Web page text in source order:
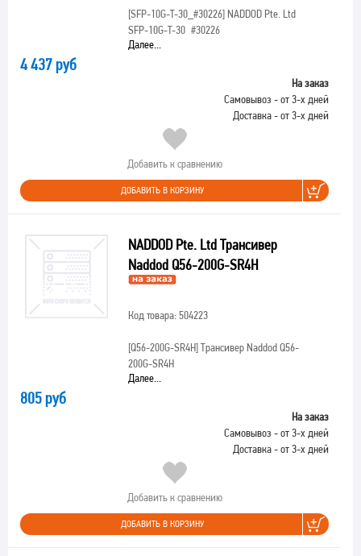
[SFP-10G-T-30_#30226]NADDOD Pte. Ltd
SFP-10G-T-30_#30226
Далее...
4 437 руб
На заказ
Самовывоз - от 3-х дней
Доставка - от 3-х дней
Добавить к сравнению
ДОБАВИТЬ В КОРЗИНУ
NADDOD Pte. Ltd Трансивер
Naddod Q56-200G-SR4H
Код товара: 504223
[Q56-200G-SR4H]Трансивер Naddod Q56-
200G-SR4H
Далее...
805 руб
На заказ
Самовывоз - от 3-х дней
Доставка - от 3-х дней
Добавить к сравнению
ДОБАВИТЬ В КОРЗИНУ